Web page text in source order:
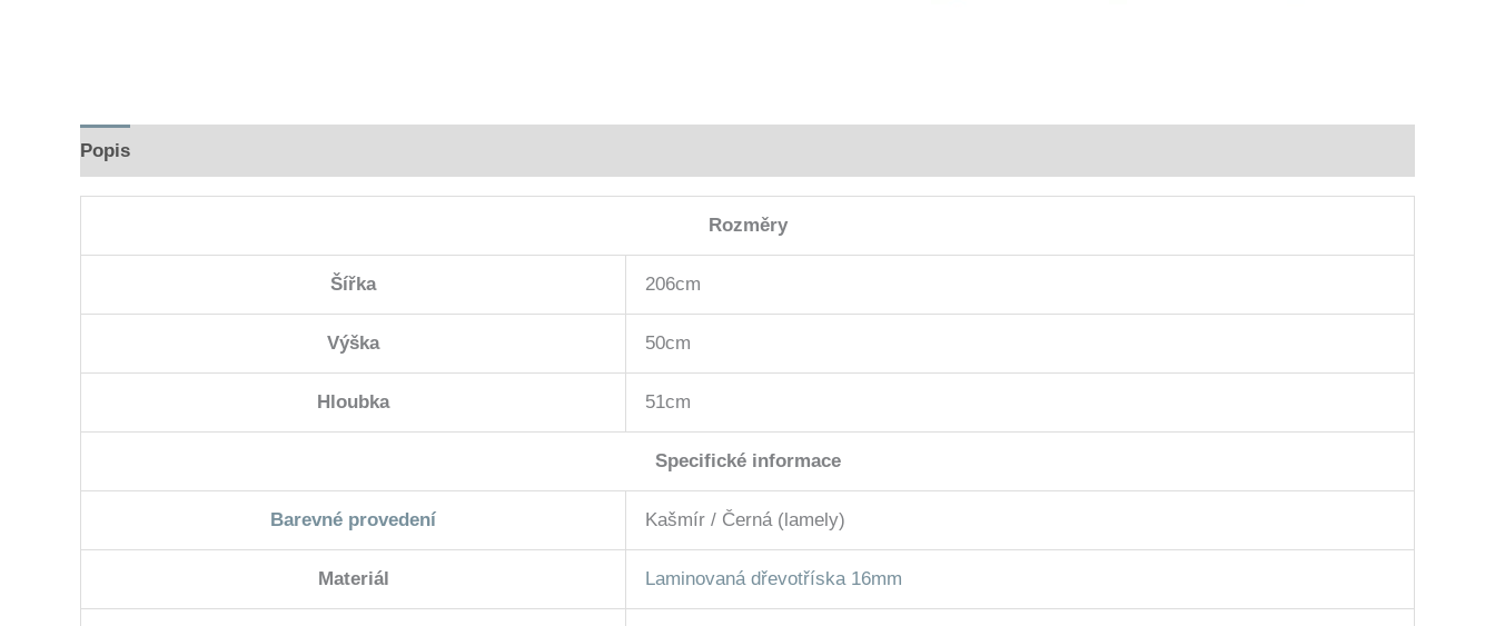
Popis
Rozměry
Šířka 206cm
Výška 50cm
Hloubka 51cm
Specifické informace
Barevné provedení Kašmír / Černá (lamely)
Materiál Laminovaná dřevotříska 16mm